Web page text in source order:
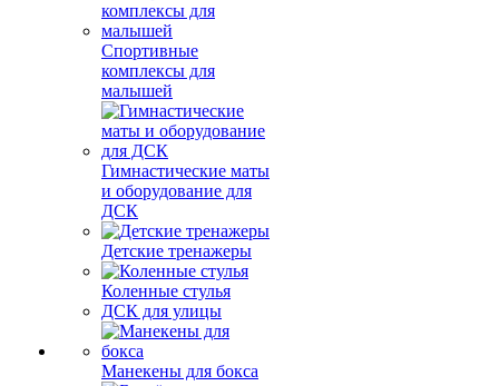
Спортивные
комплексы для
малышей
Гимнастические маты
и оборудование для
ДСК
Детские тренажеры
Коленные стулья
ДСК для улицы
Манекены для бокса